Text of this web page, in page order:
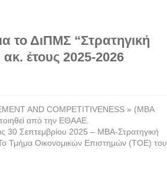
το ΔιΠΜΣ “Στρατηγική
ακ. έτους 2025-2026
AND COMPETITIVENESS » (ΜΒΑ
από την ΕΘΑΑΕ.
30 Σεπτεμβρίου 2025 – ΜΒΑ-Στρατηγική
Οικονομικών Επιστημών (ΤΟΕ) του